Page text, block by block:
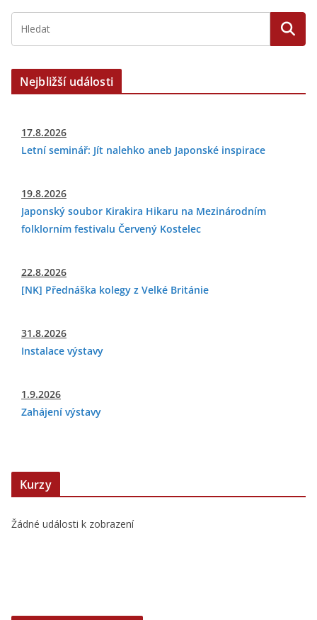
Nejbližší události
17.8.2026
Letní seminář: Jít nalehko aneb Japonské inspirace
19.8.2026
Japonský soubor Kirakira Hikaru na Mezinárodním
folklorním festivalu Červený Kostelec
22.8.2026
[NK] Přednáška kolegy z Velké Británie
31.8.2026
Instalace výstavy
1.9.2026
Zahájení výstavy
Kurzy
Žádné události k zobrazení